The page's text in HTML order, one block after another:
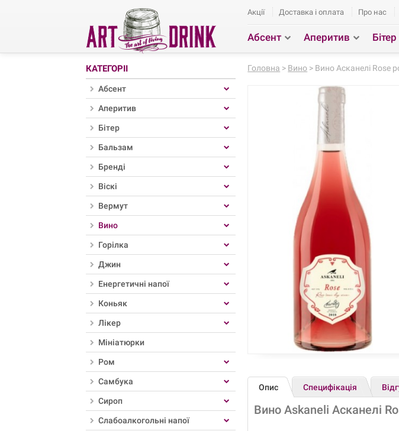
Акції Доставка і оплата Про нас
Абсент Аперитив Бітер
Розділ
КАТЕГОРІЇ
Абсент
Аперитив
Бітер
Бальзам
Бренді
Віскі
Вермут
Вино
Горілка
Джин
Енергетичні напої
Коньяк
Лікер
Мініатюрки
Ром
Самбука
Сироп
Слабоалкогольні напої
Головна > Вино > Вино Асканелі Rose
Опис Специфікація
Вино Askaneli Асканелі